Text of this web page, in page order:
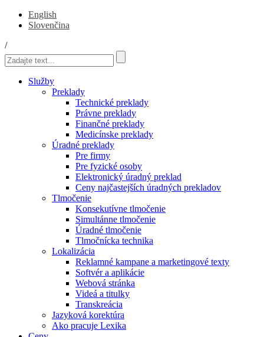
English
Slovenčina
/
Služby
Preklady
Technické preklady
Právne preklady
Finančné preklady
Medicínske preklady
Úradné preklady
Pre firmy
Pre fyzické osoby
Elektronický úradný preklad
Ceny najčastejších úradných prekladov
Tlmočenie
Konsekutívne tlmočenie
Simultánne tlmočenie
Úradné tlmočenie
Tlmočnícka technika
Lokalizácia
Reklamné kampane a marketingové texty
Softvér a aplikácie
Webová stránka
Videá a titulky
Transkreácia
Jazyková korektúra
Ako pracuje Lexika